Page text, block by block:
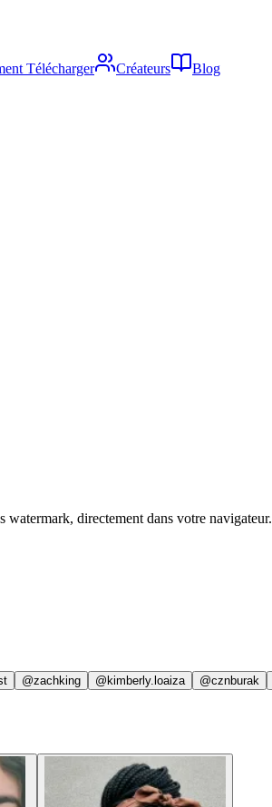
Télécharger Créateurs Blog
watermark, directement dans votre navigateur.
@zachking @kimberly.loaiza @cznburak